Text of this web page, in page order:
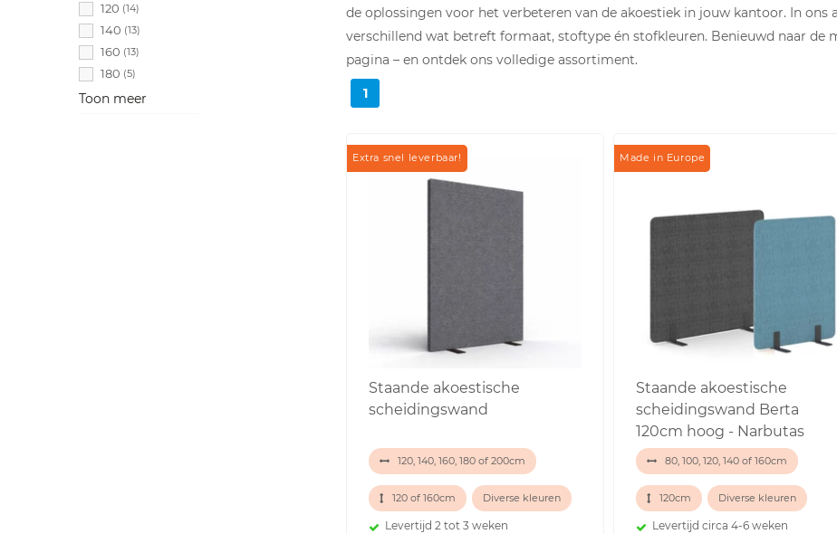
120 (14)
140 (13)
160 (13)
180 (5)
Toon meer
de oplossingen voor het verbeteren van de akoestiek in jouw kantoor. In ons
verschillend wat betreft formaat, stoftype én stofkleuren. Benieuwd naar de
pagina – en ontdek ons volledige assortiment.
1
Extra snel leverbaar!
Staande akoestische
scheidingswand
120, 140, 160, 180 of 200cm
120 of 160cm Diverse kleuren
Levertijd 2 tot 3 weken
Made in Europe
Staande akoestische
scheidingswand Berta
120cm hoog - Narbutas
80, 100, 120, 140 of 160cm
120cm Diverse kleuren
Levertijd circa 4-6 weken